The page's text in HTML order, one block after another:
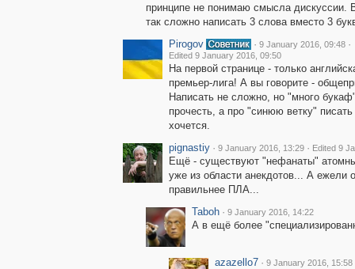
принципе не понимаю смысла дискуссии.
так сложно написать 3 слова вместо 3
Pirogov
· 9 January 2016, 09:48 ·
Edited 9 January 2016, 09:50
На первой странице - только
премьер-лига! А вы говорите -
Написать не сложно, но "много
прочесть, а про "синюю ветку" писать
хочется.
pignastiy · 9 January 2016, 13:29 · Edited 9
Ещё - существуют "нефанаты"
уже из области анекдотов... А ежели
правильнее ПЛА...
Taboh · 9 January 2016, 14:22
А в ещё более
azazello7 · 9 January 2016, 15:58